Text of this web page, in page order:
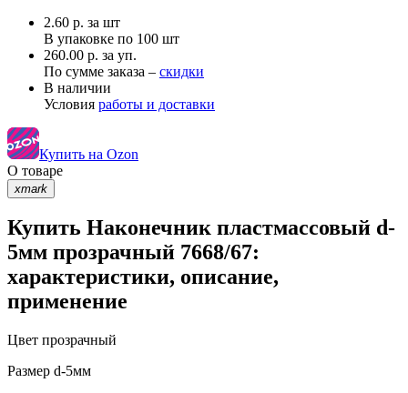
2.60 р. за шт
В упаковке по 100 шт
260.00 р. за уп.
По сумме заказа – скидки
В наличии
Условия работы и доставки
Купить на Ozon
О товаре
xmark
Купить Наконечник пластмассовый d-
5мм прозрачный 7668/67:
характеристики, описание,
применение
Цвет прозрачный
Размер d-5мм